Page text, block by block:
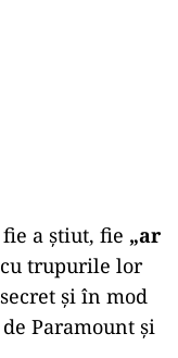
a ştiut, fie „ar
trupurile lor
şi în mod
Paramount şi